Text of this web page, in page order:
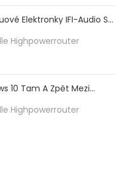
Elektronky IFI-Audio S
Atd.
Highpowerrouter
10 Tam A Zpět Mezi
Highpowerrouter